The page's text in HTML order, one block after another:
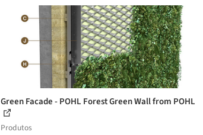
Green Facade - POHL Forest Green Wall from POHL
Produtos